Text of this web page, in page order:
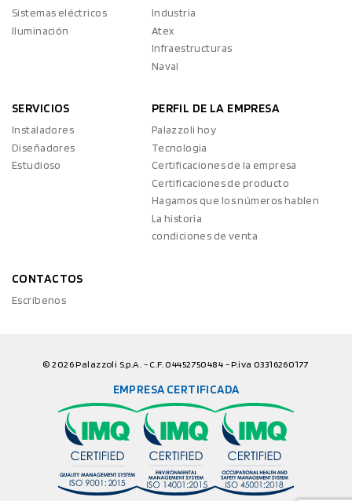
Sistemas eléctricos
Iluminación
Industria
Atex
Infraestructuras
Naval
SERVICIOS
Instaladores
Diseñadores
Estudioso
PERFIL DE LA EMPRESA
Palazzoli hoy
Tecnologia
Certificaciones de la empresa
Certificaciones de producto
Hagamos que los números hablen
La historia
condiciones de venta
CONTACTOS
Escríbenos
© 2026 Palazzoli S.p.A. - C.F. 04452750484 - P.iva 03316260177
EMPRESA CERTIFICADA